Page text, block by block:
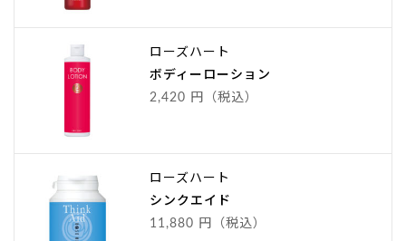
ローズハート
ボディーローション
2,420 円（税込）
ローズハート
シンクエイド
11,880 円（税込）